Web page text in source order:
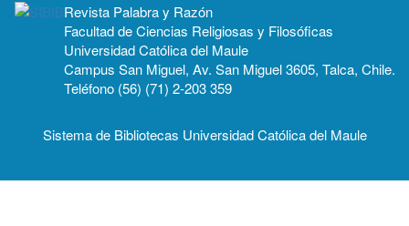
Revista Palabra y Razón
Facultad de Ciencias Religiosas y Filosóficas
Universidad Católica del Maule
Campus San Miguel, Av. San Miguel 3605, Talca, Chile.
Teléfono (56) (71) 2-203 359
Sistema de Bibliotecas Universidad Católica del Maule